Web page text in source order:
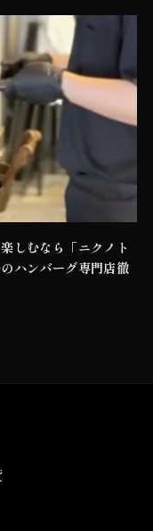
しむなら「ニクノト
ハンバーグ専門店徹